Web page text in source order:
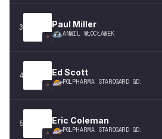
3 Paul Miller
ANWIL WŁOCŁAWEK
4 Ed Scott
POLPHARMA STAROGARD GD.
5 Eric Coleman
POLPHARMA STAROGARD GD.